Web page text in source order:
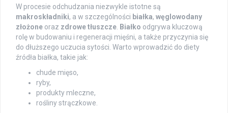
W procesie odchudzania niezwykle istotne są
makroskładniki, a w szczególności białka, węglowodany
złożone oraz zdrowe tłuszcze Białko odgrywa kluczową
rolę w budowaniu i regeneracji mięśni, a także przyczynia się
do dłuższego uczucia sytości. Warto wprowadzić do diety
źródła białka, takie jak:
chude mięso,
ryby,
produkty mleczne,
rośliny strączkowe.